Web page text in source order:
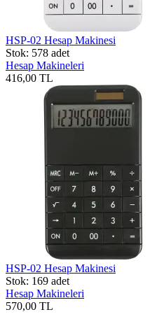
HSP-02 Hesap Makinesi
Stok: 578 adet
Hesap Makineleri
416,00 TL
HSP-02 Hesap Makinesi
Stok: 169 adet
Hesap Makineleri
570,00 TL